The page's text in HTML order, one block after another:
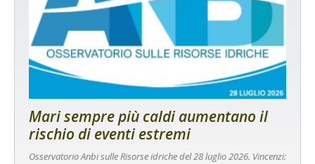
Mari sempre più caldi aumentano il
rischio di eventi estremi
Osservatorio Anbi sulle Risorse idriche del 28 luglio 2026. Vincenzi: